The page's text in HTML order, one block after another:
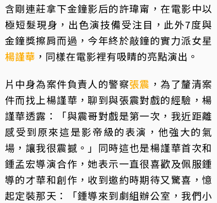
含剛連莊拿下金鐘影后的許瑋甯，在電影中以
極短髮現身，出色演技備受注目，此外7度與
金鐘獎擦肩而過，今年終於敲鐘的實力派女星
楊謹華 ，同樣在電影裡有吸睛的亮點演出。
片中身為案件負責人的警察張震 ，為了釐清案
件而找上楊謹華，聊到與張震對戲的經驗，楊
謹華透露：「與震哥對戲是第一次，我近距離
感受到原來這是影帝級的表演，他強大的氣
場，讓我很震撼。」同時這也是楊謹華首次和
鍾孟宏導演合作，她表示一直很喜歡及佩服鍾
導的才華和創作，收到邀約時期待又驚喜，憶
起定裝那天：「鍾導來到劇組辦公室，我們小